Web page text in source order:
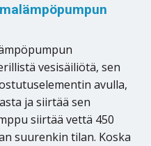
vesisäiliötä, sen
avulla,
ja siirtää sen
siirtää vettä 450
suurenkin tilan. Koska